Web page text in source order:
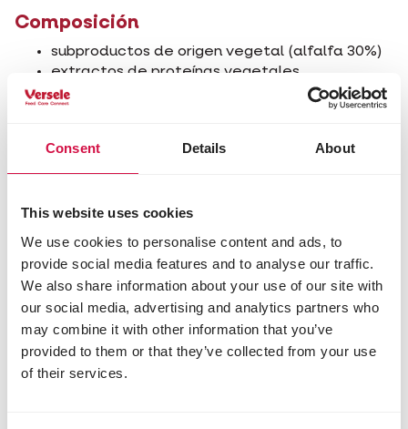
Consent Details About
This website uses cookies
We use cookies to personalise content and ads, to
provide social media features and to analyse our traffic.
We also share information about your use of our site with
our social media, advertising and analytics partners who
may combine it with other information that you’ve
provided to them or that they’ve collected from your use
of their services.
Composición
subproductos de origen vegetal (alfalfa 30%)
extractos de proteínas vegetales
semillas
yuca
proteína bruta 17,0%
aceites y grasas brutos 3,0%
fibra bruta 20,0%
fósforo 0,8%
Aditivos/kg
Aditivos nutricionales